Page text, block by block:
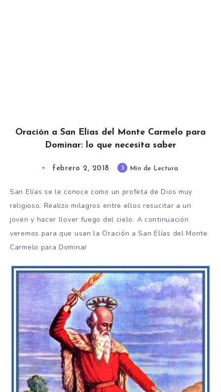
Oración a San Elías del Monte Carmelo para
Dominar: lo que necesita saber
febrero 2, 2018 3 Min de Lectura
San Elías se le conoce como un profeta de Dios muy
religioso. Realizo milagros entre ellos resucitar a un
joven y hacer llover fuego del cielo. A continuación
veremos para que usan la Oración a San Elías del Monte
Carmelo para Dominar